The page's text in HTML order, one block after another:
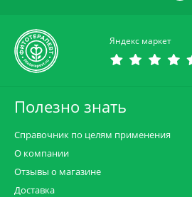
Яндекс маркет
Полезно знать
Справочник по целям применения
О компании
Отзывы о магазине
Доставка